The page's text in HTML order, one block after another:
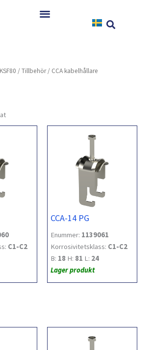
Referenser
KSF80 /Tillbehör/ CCA kabelhållare
C1-C2
CCA-14 PG
Enummer: 1139061
Korrosivitetsklass: C1-C2
B: 18 H: 81 L: 24
Lager produkt